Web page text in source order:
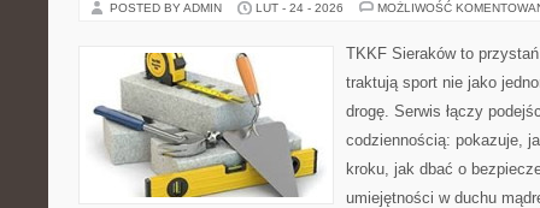
POSTED BY ADMIN LUT - 24 - 2026 MOŻLIWOŚĆ
TKKF Sieraków to
traktują sport nie jako
drogę. Serwis łączy
codziennością: pokazuje,
kroku, jak dbać o
umiejętności w duchu